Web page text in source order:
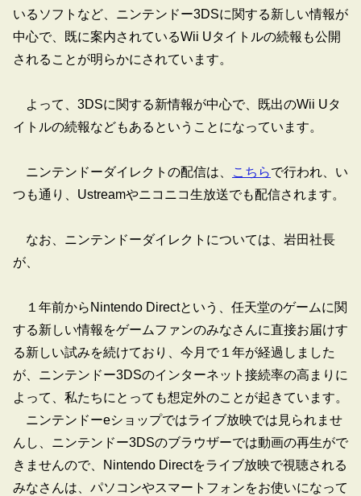
いるソフトなど、ニンテンドー3DSに関する新しい情報が
中心で、既に案内されているWii Uタイトルの続報も公開
されることが明らかにされています。
よって、3DSに関する新情報が中心で、既出のWii Uタ
イトルの続報などもあるということになっています。
ニンテンドーダイレクトの配信は、 こちらで行われ、い
つも通り、Ustreamやニコニコ生放送でも配信されます。
なお、ニンテンドーダイレクトについては、岩田社長
が、
１年前からNintendo Directという、任天堂のゲームに関
する新しい情報をゲームファンのみなさんに直接お届けす
る新しい試みを続けており、今月で１年が経過しました
が、ニンテンドー3DSのインターネット接続率の高まりに
よって、私たちにとっても想定外のことが起きています。
ニンテンドーeショップではライブ放映では見られませ
んし、ニンテンドー3DSのブラウザーでは動画の再生がで
きませんので、Nintendo Directをライブ放映で視聴される
みなさんは、パソコンやスマートフォンをお使いになって